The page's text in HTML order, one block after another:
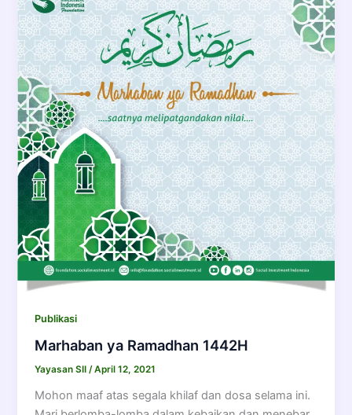
Publikasi
Marhaban ya Ramadhan 1442H
Yayasan SII/April 12, 2021
Mohon maaf atas segala khilaf dan dosa selama ini.